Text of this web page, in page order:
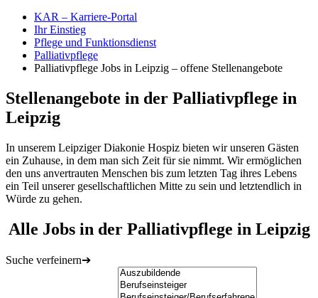
KAR – Karriere-Portal
Ihr Einstieg
Pflege und Funktionsdienst
Palliativpflege
Palliativpflege Jobs in Leipzig – offene Stellenangebote
Stellenangebote in der Palliativpflege in
Leipzig
In unserem Leipziger Diakonie Hospiz bieten wir unseren Gästen
ein Zuhause, in dem man sich Zeit für sie nimmt. Wir ermöglichen
den uns anvertrauten Menschen bis zum letzten Tag ihres Lebens
ein Teil unserer gesellschaftlichen Mitte zu sein und letztendlich in
Würde zu gehen.
Alle Jobs in der Palliativpflege in Leipzig
Suche verfeinern➔